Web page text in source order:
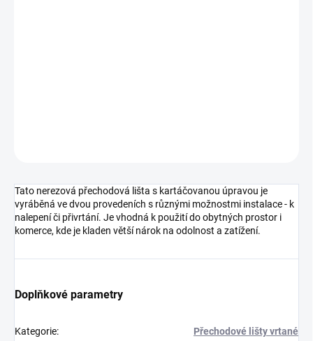
Tato nerezová přechodová lišta s kartáčovanou úpravou je
vyráběná ve dvou provedeních s různými možnostmi instalace - k
nalepení či přivrtání. Je vhodná k použití do obytných prostor i
komerce, kde je kladen větší nárok na odolnost a zatížení.
Doplňkové parametry
Kategorie: Přechodové lišty vrtané